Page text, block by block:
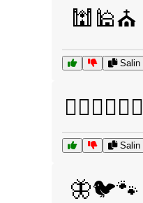
🕍🕌⛪
Salin
🚴‍♂️🚵‍♀️🏄‍♂️
Salin
🦋🐦🐾